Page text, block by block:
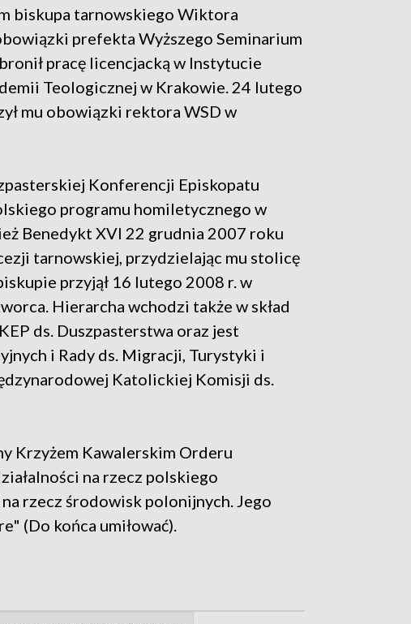
biskupa tarnowskiego Wiktora
prefekta Wyższego Seminarium
pracę licencjacką w Instytucie
Teologicznej w Krakowie. 24 lutego
mu obowiązki rektora WSD w
Konferencji Episkopatu
programu homiletycznego w
Benedykt XVI 22 grudnia 2007 roku
tarnowskiej, przydzielając mu stolicę
przyjął 16 lutego 2008 r. w
Hierarcha wchodzi także w skład
ds. Duszpasterstwa oraz jest
i Rady ds. Migracji, Turystyki i
Katolickiej Komisji ds.
Krzyżem Kawalerskim Orderu
na rzecz polskiego
rzecz środowisk polonijnych. Jego
(Do końca umiłować).